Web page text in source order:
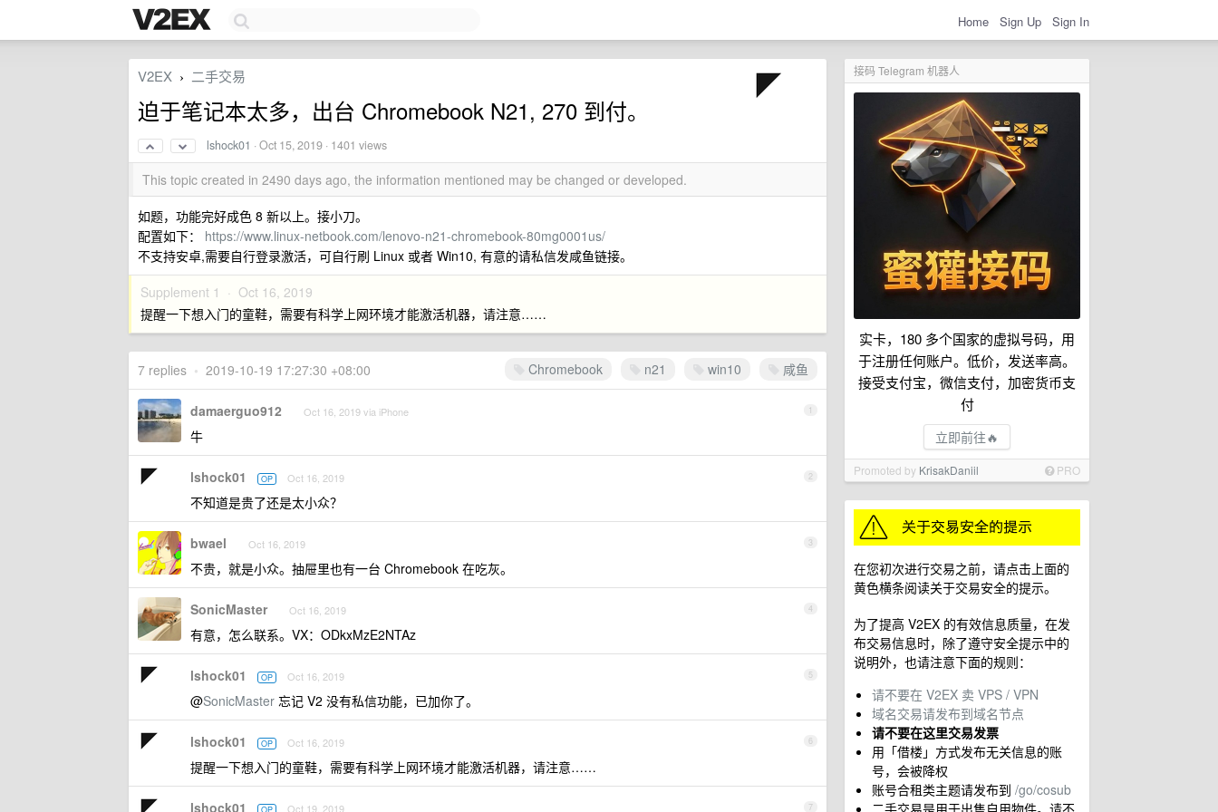
Home Sign Up Sign In
接码 Telegram 机器人
实卡，180 多个国家的虚拟号码，用
于注册任何账户。低价，发送率高。
接受支付宝，微信支付，加密货币支
付
立即前往🔥
Promoted by KrisakDaniil PRO
在您初次进行交易之前，请点击上面的
黄色横条阅读关于交易安全的提示。
为了提高 V2EX 的有效信息质量，在发
布交易信息时，除了遵守安全提示中的
说明外，也请注意下面的规则：
请不要在 V2EX 卖 VPS / VPN
域名交易请发布到域名节点
请不要在这里交易发票
用「借楼」方式发布无关信息的账
号，会被降权
账号合租类主题请发布到 /go/cosub
二手交易是用于出售自用物件。请不
V2EX › 二手交易
迫于笔记本太多，出台 Chromebook N21, 270 到付。
lshock01 ·Oct 15, 2019 · 1401 views
This topic created in 2490 days ago, the information mentioned may be changed or developed.
如题，功能完好成色 8 新以上。接小刀。
配置如下： https://www.linux-netbook.com/lenovo-n21-chromebook-80mg0001us/
不支持安卓,需要自行登录激活，可自行刷 Linux 或者 Win10, 有意的请私信发咸鱼链接。
Supplement 1 · Oct 16, 2019
提醒一下想入门的童鞋，需要有科学上网环境才能激活机器，请注意……
Chromebook n21 win10 咸鱼
7 replies • 2019-10-19 17:27:30 +08:00
1
damaerguo912 Oct 16, 2019 via iPhone
牛
2
lshock01 OP Oct 16, 2019
不知道是贵了还是太小众？
3
bwael Oct 16, 2019
不贵，就是小众。抽屉里也有一台 Chromebook 在吃灰。
4
SonicMaster Oct 16, 2019
有意，怎么联系。VX：ODkxMzE2NTAz
5
lshock01 OP Oct 16, 2019
@SonicMaster 忘记 V2 没有私信功能，已加你了。
6
lshock01 OP Oct 16, 2019
提醒一下想入门的童鞋，需要有科学上网环境才能激活机器，请注意……
7
lshock01 Oct 19, 2019